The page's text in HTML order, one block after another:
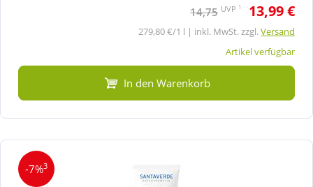
14,75 UVP 1 13,99 €
279,80 €/1 l | inkl. MwSt. zzgl.Versand
Artikel verfügbar
In den Warenkorb
-7%3